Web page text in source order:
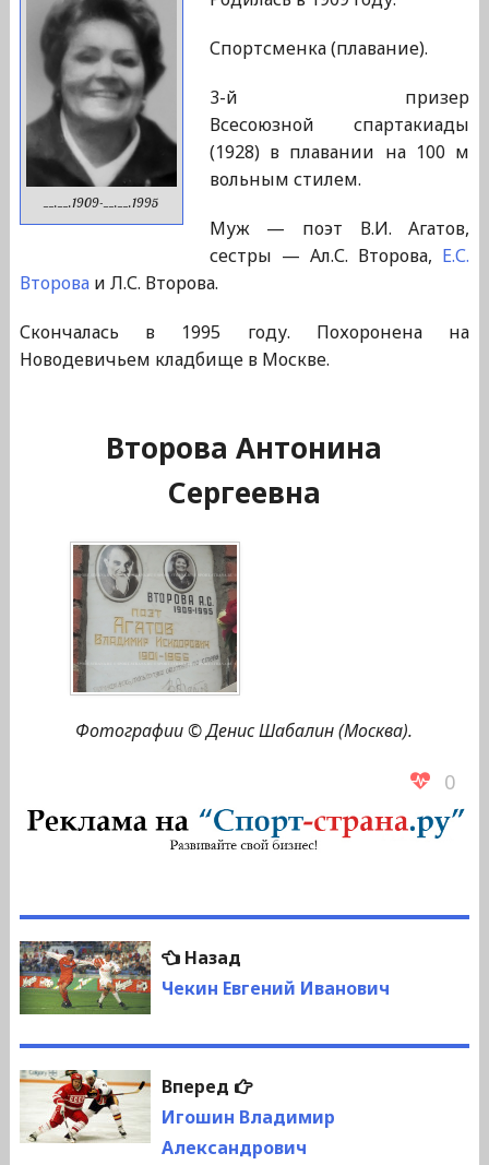
__.__.1909-__.__.1995
Спортсменка (плавание).
3-й призер
Всесоюзной спартакиады
(1928) в плавании на 100 м
вольным стилем.
Муж — поэт В.И. Агатов,
сестры — Ал.С. Второва, Е.С.
Второваи Л.С. Второва.
Скончалась в 1995 году. Похоронена на
Новодевичьем кладбище в Москве.
Второва Антонина
Сергеевна
Фотографии © Денис Шабалин (Москва).
0
Навигация
по
записям
НазадПредыдущая
запись:
Чекин Евгений Иванович
Вперед
Следующая
запись:
Игошин Владимир
Александрович